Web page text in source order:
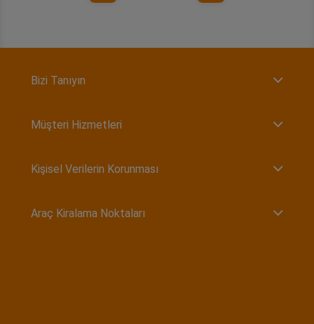
Bizi Tanıyın
Müşteri Hizmetleri
Kişisel Verilerin Korunması
Araç Kiralama Noktaları